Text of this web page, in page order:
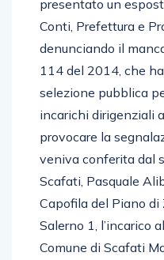
presentato un
Conti, Prefettura e
denunciando il
114 del 2014, che
selezione pubblica
incarichi dirigenziali
provocare la
veniva conferita dal
Scafati, Pasquale
Capofila del Piano di
Salerno 1, l’incarico
Comune di Scafati